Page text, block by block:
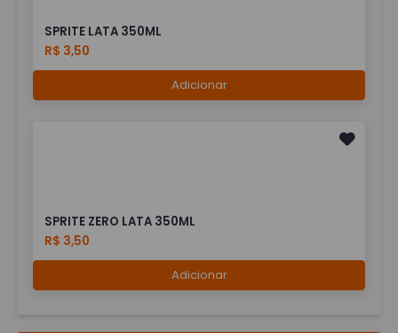
SPRITE LATA 350ML
R$ 3,50
Adicionar
SPRITE ZERO LATA 350ML
R$ 3,50
Adicionar